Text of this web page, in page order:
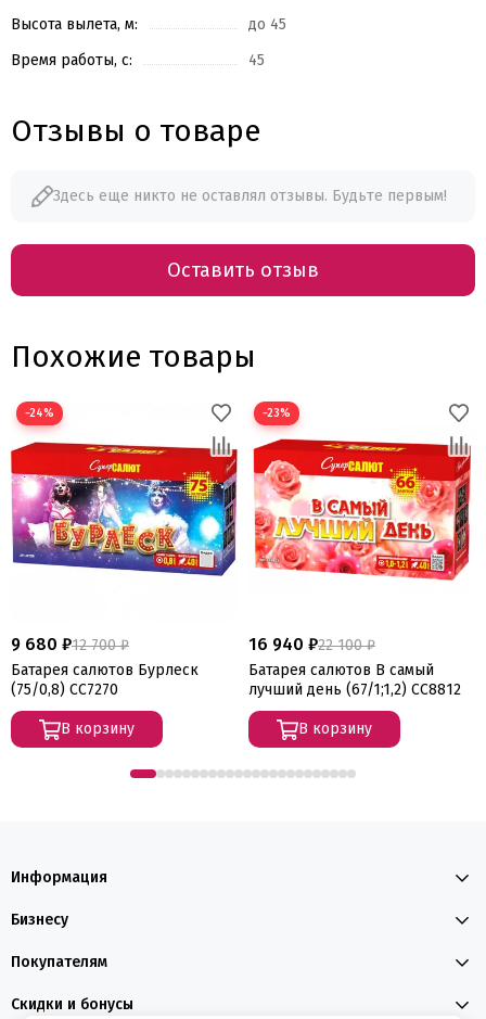
Высота вылета, м:
до 45
Время работы, с:
45
Отзывы о товаре
Здесь еще никто не оставлял отзывы. Будьте первым!
Оставить отзыв
Похожие товары
−24%
9 680 ₽12 700 ₽
Батарея салютов Бурлеск
(75/0,8) СС7270
В корзину
−23%
16 940 ₽22 100 ₽
Батарея салютов В самый
лучший день (67/1;1,2) СС8812
В корзину
Информация
Бизнесу
Покупателям
Скидки и бонусы